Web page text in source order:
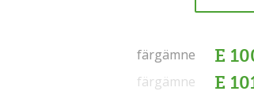
E
färgämne
färgämne
E
färgämne